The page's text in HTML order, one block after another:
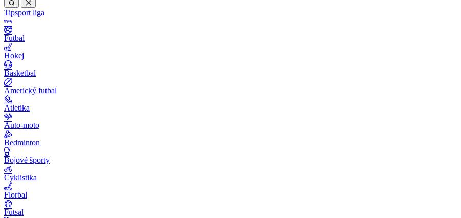
Tipsport liga
Futbal
Hokej
Basketbal
Americký futbal
Atletika
Auto-moto
Bedminton
Bojové športy
Cyklistika
Florbal
Futsal